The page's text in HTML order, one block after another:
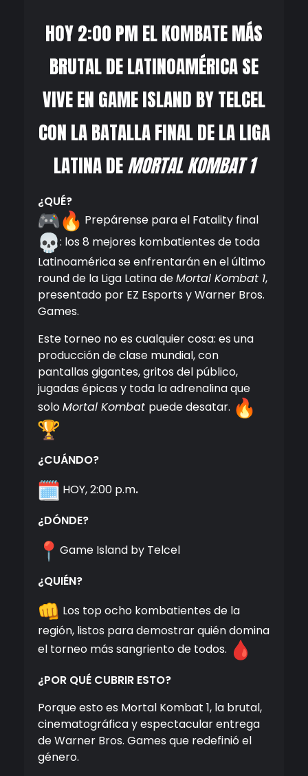
HOY 2:00 PM EL KOMBATE MÁS
BRUTAL DE LATINOAMÉRICA SE
VIVE EN GAME ISLAND BY TELCEL
CON LA BATALLA FINAL DE LA LIGA
LATINA DEMORTAL KOMBAT 1
¿QUÉ?
Prepárense para el Fatality final
: los 8 mejores kombatientes de toda
Latinoamérica se enfrentarán en el último
round de la Liga Latina deMortal Kombat 1,
presentado por EZ Esports y Warner Bros.
Games.
Este torneo no es cualquier cosa: es una
producción de clase mundial, con
pantallas gigantes, gritos del público,
jugadas épicas y toda la adrenalina que
soloMortal Kombat puede desatar.
¿CUÁNDO?
HOY, 2:00 p.m.
¿DÓNDE?
Game Island by Telcel
¿QUIÉN?
Los top ocho kombatientes de la
región, listos para demostrar quién domina
el torneo más sangriento de todos.
¿POR QUÉ CUBRIR ESTO?
Porque esto es Mortal Kombat 1, la brutal,
cinematográfica y espectacular entrega
de Warner Bros. Games que redefinió el
género.